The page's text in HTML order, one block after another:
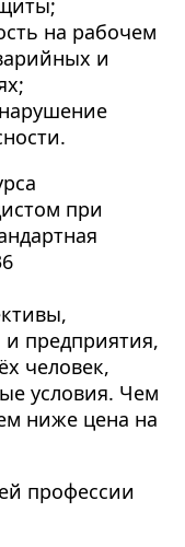
на рабочем
и
при
предприятия,
человек,
условия. Чем
ниже цена на
профессии